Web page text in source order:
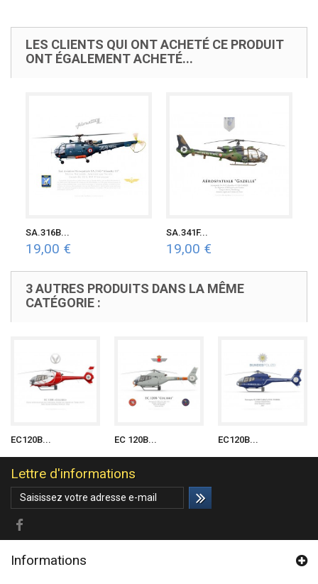
LES CLIENTS QUI ONT ACHETÉ CE PRODUIT
ONT ÉGALEMENT ACHETÉ...
SA.316B...
19,00 €
SA.341F...
19,00 €
3 AUTRES PRODUITS DANS LA MÊME
CATÉGORIE :
EC120B... EC 120B... EC120B...
Lettre d'informations
Informations